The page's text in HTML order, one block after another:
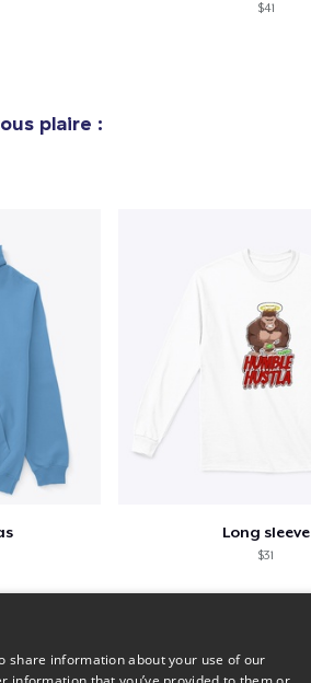
$41
plaire :
Long sleeve
$31
share information about your use of our